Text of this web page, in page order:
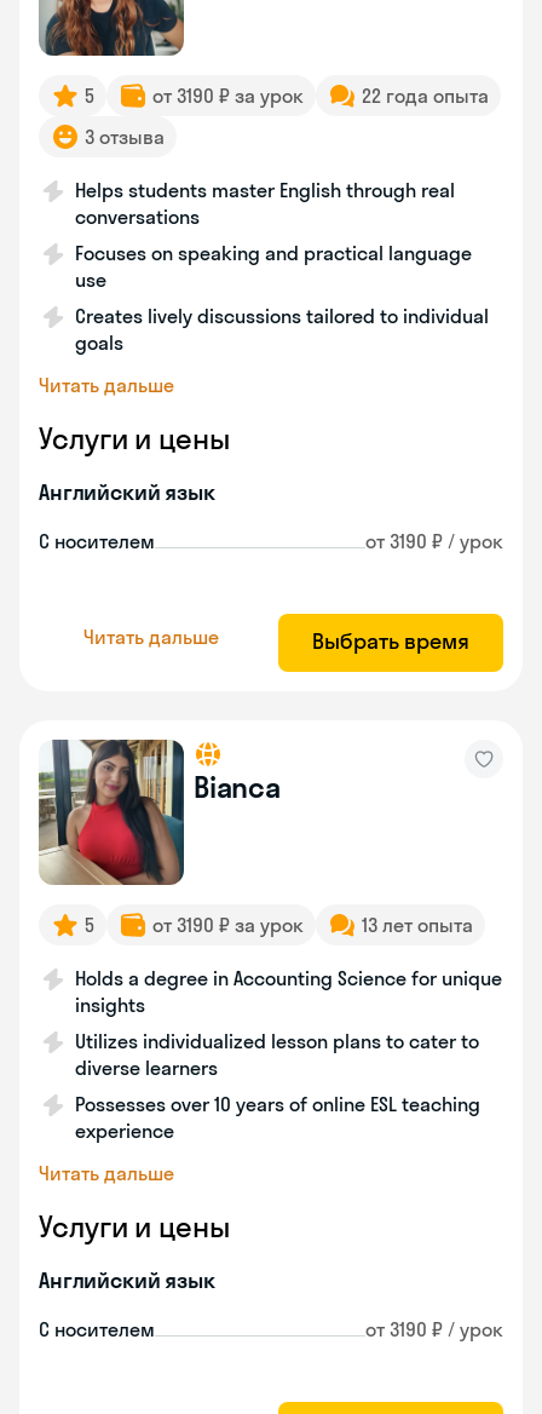
5 от 3190 ₽ за урок
22 года опыта
3 отзыва
Helps students master English through real
conversations
Focuses on speaking and practical language
use
Creates lively discussions tailored to individual
goals
Читать дальше
Услуги и цены
Английский язык
С носителем от 3190 ₽ / урок
Читать дальше Выбрать время
Bianca
5 от 3190 ₽ за урок 13 лет опыта
Holds a degree in Accounting Science for unique
insights
Utilizes individualized lesson plans to cater to
diverse learners
Possesses over 10 years of online ESL teaching
experience
Читать дальше
Услуги и цены
Английский язык
С носителем от 3190 ₽ / урок